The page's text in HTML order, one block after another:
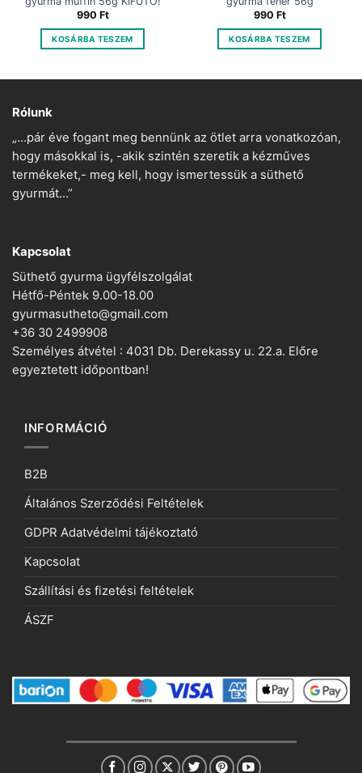
990 Ft
KOSÁRBA TESZEM
990 Ft
KOSÁRBA TESZEM
Rólunk
„…pár éve fogant meg bennünk az ötlet arra vonatkozóan,
hogy másokkal is, -akik szintén szeretik a kézműves
termékeket,- meg kell, hogy ismertessük a süthető
gyurmát…”
Kapcsolat
Süthető gyurma ügyfélszolgálat
Hétfő-Péntek 9.00-18.00
gyurmasutheto@gmail.com
+36 30 2499908
Személyes átvétel : 4031 Db. Derekassy u. 22.a. Előre
egyeztetett időpontban!
INFORMÁCIÓ
B2B
Általános Szerződési Feltételek
GDPR Adatvédelmi tájékoztató
Kapcsolat
Szállítási és fizetési feltételek
ÁSZF